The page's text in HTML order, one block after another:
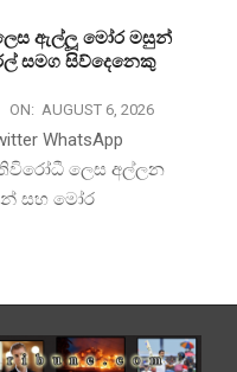
ඇල්ලූ මෝර මසුන්
සමග සිව්දෙනෙකු
ON: AUGUST 6, 2026
WhatsApp
ලෙස අල්ලන
සහ මෝර